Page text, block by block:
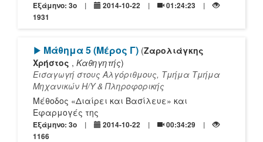
Εξάμηνο: 3o 2014-10-22
01:24:23
1931
[Play]
Μάθημα 5 (Μέρος Γ) (Ζαρολιάγκης
Χρήστος , Καθηγητής)
Εισαγωγή στους Αλγόριθμους, Τμήμα Τμήμα
Mηχανικών Η/Υ & Πληροφορικής
Μέθοδος «Διαίρει και Βασίλευε» και
Εφαρμογές της
Εξάμηνο: 3o 2014-10-22
00:34:29
1166